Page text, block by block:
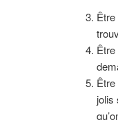
Être
jolis